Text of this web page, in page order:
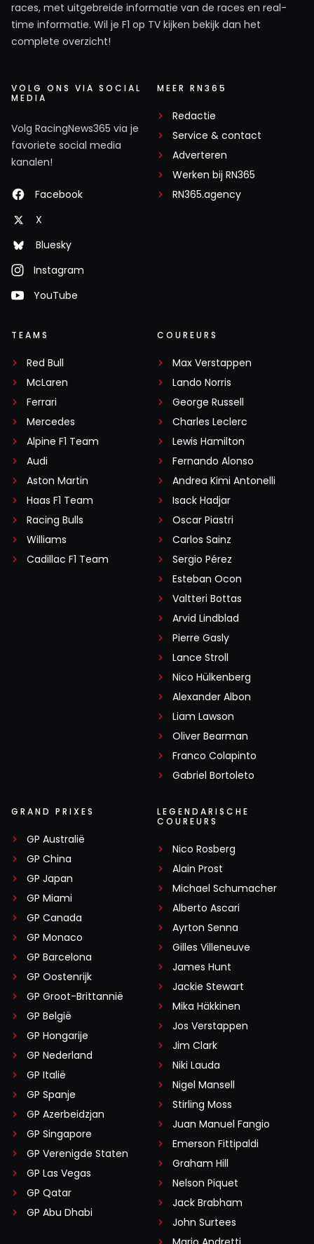
races, met uitgebreide informatie van de races en real-
time informatie. Wil je F1 op TV kijken bekijk dan het
complete overzicht!
VOLG ONS VIA SOCIAL
MEDIA
Volg RacingNews365 via je
favoriete social media
kanalen!
Facebook
X
Bluesky
Instagram
YouTube
MEER RN365
Redactie
Service & contact
Adverteren
Werken bij RN365
RN365.agency
TEAMS
Red Bull
McLaren
Ferrari
Mercedes
Alpine F1 Team
Audi
Aston Martin
Haas F1 Team
Racing Bulls
Williams
Cadillac F1 Team
COUREURS
Max Verstappen
Lando Norris
George Russell
Charles Leclerc
Lewis Hamilton
Fernando Alonso
Andrea Kimi Antonelli
Isack Hadjar
Oscar Piastri
Carlos Sainz
Sergio Pérez
Esteban Ocon
Valtteri Bottas
Arvid Lindblad
Pierre Gasly
Lance Stroll
Nico Hülkenberg
Alexander Albon
Liam Lawson
Oliver Bearman
Franco Colapinto
Gabriel Bortoleto
GRAND PRIXES
GP Australië
GP China
GP Japan
GP Miami
GP Canada
GP Monaco
GP Barcelona
GP Oostenrijk
GP Groot-Brittannië
GP België
GP Hongarije
GP Nederland
GP Italië
GP Spanje
GP Azerbeidzjan
GP Singapore
GP Verenigde Staten
GP Las Vegas
GP Qatar
GP Abu Dhabi
LEGENDARISCHE
COUREURS
Nico Rosberg
Alain Prost
Michael Schumacher
Alberto Ascari
Ayrton Senna
Gilles Villeneuve
James Hunt
Jackie Stewart
Mika Häkkinen
Jos Verstappen
Jim Clark
Niki Lauda
Nigel Mansell
Stirling Moss
Juan Manuel Fangio
Emerson Fittipaldi
Graham Hill
Nelson Piquet
Jack Brabham
John Surtees